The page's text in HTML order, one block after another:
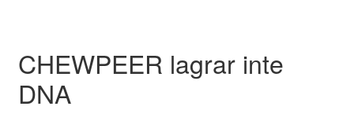
CHEWPEER lagrar inte
DNA